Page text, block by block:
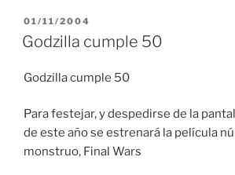
PUBLICADO
EL
01/11/2004
Godzilla cumple 50
Godzilla cumple 50
Para festejar, y despedirse de la
de este año se estrenará la película
monstruo, Final Wars